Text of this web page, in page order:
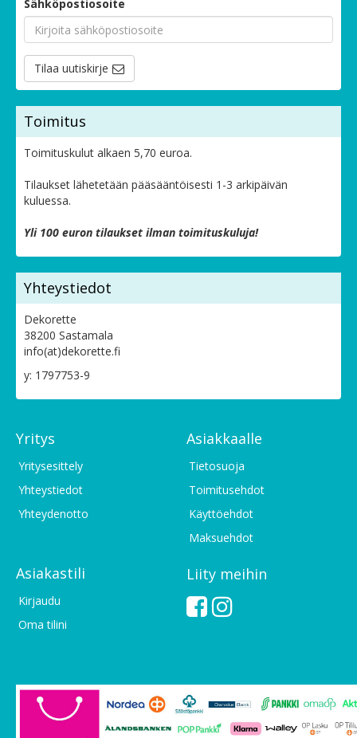
Sähköpostiosoite
Tilaa uutiskirje
Toimitus
Toimituskulut alkaen 5,70 euroa.
Tilaukset lähetetään pääsääntöisesti 1-3 arkipäivän
kuluessa.
Yli 100 euron tilaukset ilman toimituskuluja!
Yhteystiedot
Dekorette
38200 Sastamala
info(at)dekorette.fi
y: 1797753-9
Yritys
Yritysesittely
Yhteystiedot
Yhteydenotto
Asiakkaalle
Tietosuoja
Toimitusehdot
Käyttöehdot
Maksuehdot
Asiakastili
Kirjaudu
Oma tilini
Liity meihin